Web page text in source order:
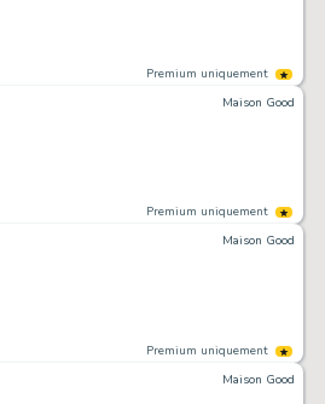
Premium uniquement
Maison Good
Premium uniquement
Maison Good
Premium uniquement
Maison Good